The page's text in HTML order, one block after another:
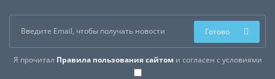
Я прочитал Правила пользования сайтоми согласен с условиями
Готово